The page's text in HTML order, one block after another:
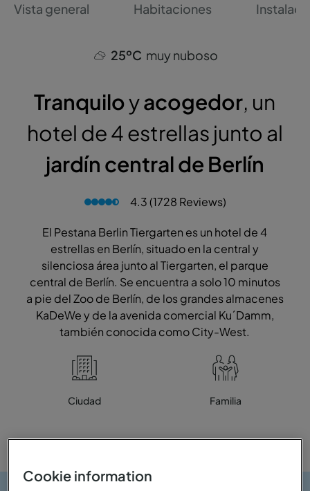
Vista general Habitaciones
25ºC muy nuboso
Tranquiloyacogedor, un
hotel de 4 estrellas junto al
jardín central de Berlín
4.3 (1728 Reviews)
El Pestana Berlin Tiergarten es un hotel de 4
estrellas en Berlín, situado en la central y
silenciosa área junto al Tiergarten, el parque
central de Berlín. Se encuentra a solo 10 minutos
a pie del Zoo de Berlín, de los grandes almacenes
KaDeWe y de la avenida comercial Ku´Damm,
también conocida como City-West.
Ciudad Familia
Cookie information